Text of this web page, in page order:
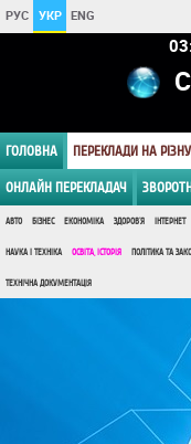
РУС УКР ENG
ГОЛОВНА ПЕРЕКЛАДИ НА
ОНЛАЙН ПЕРЕКЛАДАЧ
АВТО БІЗНЕС ЕКОНОМІКА ЗДОРОВ'Я ІНТЕРНЕТ
НАУКА І ТЕХНІКА ОСВІТА, ІСТОРІЯ ПОЛІТИКА ТА
ТЕХНІЧНА ДОКУМЕНТАЦІЯ